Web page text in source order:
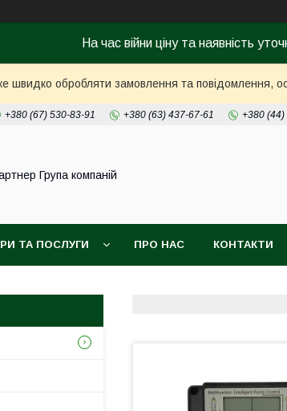
На час війни ціну та наявність
швидко обробляти замовлення та повідомлення,
+380 (67) 530-83-91 +380 (63) 437-67-61 +380
Група компаній
ТА ПОСЛУГИ ПРО НАС КОНТАКТИ